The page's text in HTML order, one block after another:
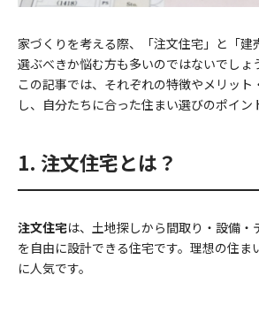
家づくりを考える際、「注文住宅」と「建
選ぶべきか悩む方も多いのではないでしょ
この記事では、それぞれの特徴やメリット
し、自分たちに合った住まい選びのポイン
1. 注文住宅とは？
注文住宅は、土地探しから間取り・設備・
を自由に設計できる住宅です。理想の住ま
に人気です。